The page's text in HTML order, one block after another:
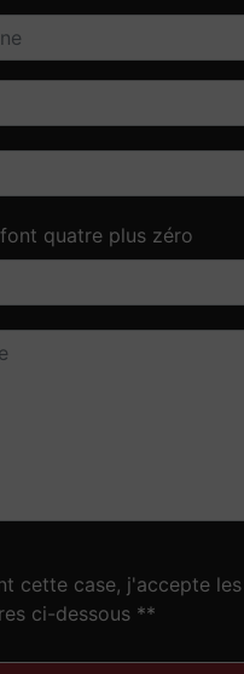
quatre plus zéro
cette case, j'accepte
ci-dessous **